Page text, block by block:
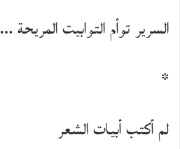
السرير توأم التوابيت المريحة …
*
لم أكتب أبيات الشعر